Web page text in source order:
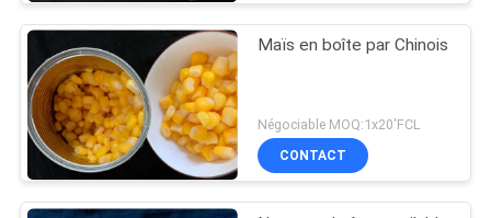
Maïs en boîte par Chinois
Négociable MOQ:1x20'FCL
CONTACT